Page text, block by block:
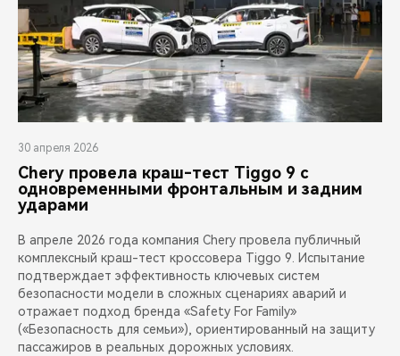
30 апреля 2026
Chery провела краш-тест Tiggo 9 с
одновременными фронтальным и задним
ударами
В апреле 2026 года компания Chery провела публичный
комплексный краш-тест кроссовера Tiggo 9. Испытание
подтверждает эффективность ключевых систем
безопасности модели в сложных сценариях аварий и
отражает подход бренда «Safety For Family»
(«Безопасность для семьи»), ориентированный на защиту
пассажиров в реальных дорожных условиях.